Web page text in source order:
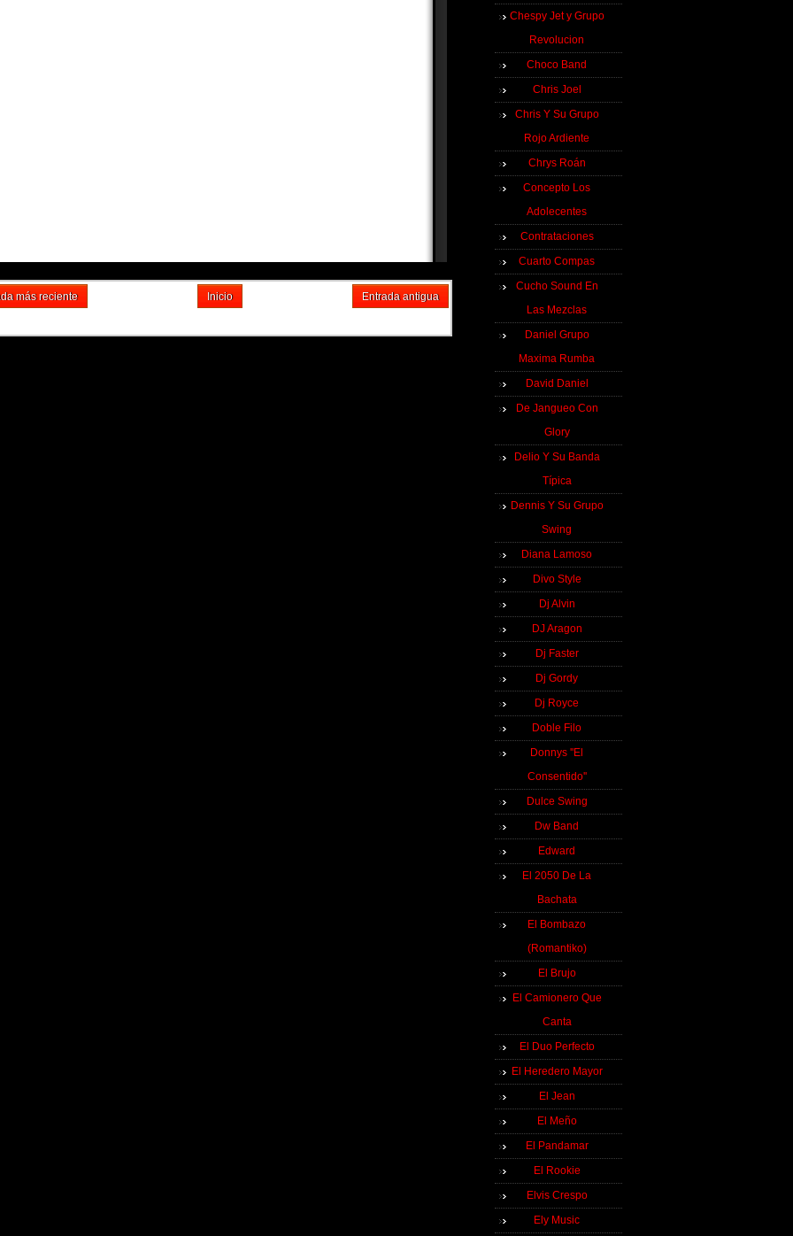
más reciente Entrada antigua
Inicio
Chespy Jet y Grupo
Revolucion
Choco Band
Chris Joel
Chris Y Su Grupo
Rojo Ardiente
Chrys Roán
Concepto Los
Adolecentes
Contrataciones
Cuarto Compas
Cucho Sound En
Las Mezclas
Daniel Grupo
Maxima Rumba
David Daniel
De Jangueo Con
Glory
Delio Y Su Banda
Típica
Dennis Y Su Grupo
Swing
Diana Lamoso
Divo Style
Dj Alvin
DJ Aragon
Dj Faster
Dj Gordy
Dj Royce
Doble Filo
Donnys ''El
Consentido''
Dulce Swing
Dw Band
Edward
El 2050 De La
Bachata
El Bombazo
(Romantiko)
El Brujo
El Camionero Que
Canta
El Duo Perfecto
El Heredero Mayor
El Jean
El Meño
El Pandamar
El Rookie
Elvis Crespo
Ely Music